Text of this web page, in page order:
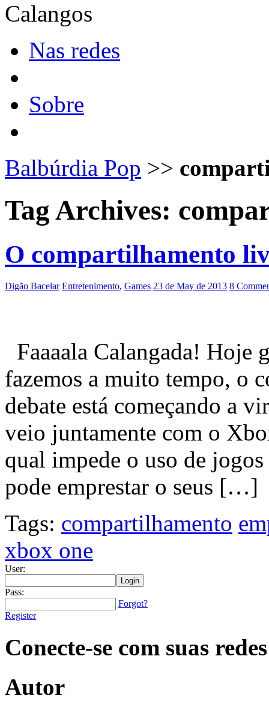
Calangos
Nas redes
Sobre
Balbúrdia Pop >>
Tag Archives:
O compartilhamento
Digão Bacelar Entretenimento, Games 23 de May de 2013 8
Faaaala Calangada! Hoje
fazemos a muito tempo, o
debate está começando a
veio juntamente com o
qual impede o uso de
pode emprestar o seus […]
Tags: compartilhamento
xbox one
User:
Pass:
Forgot?
Register
Conecte-se com suas redes
Autor